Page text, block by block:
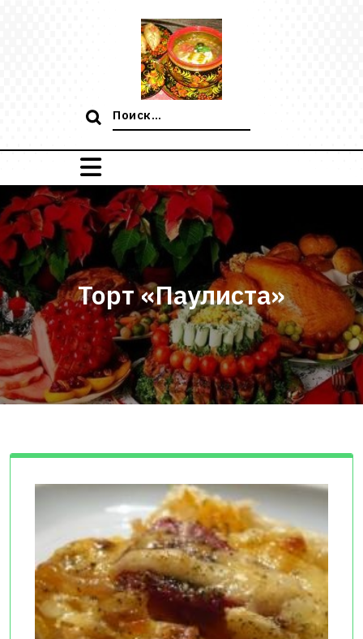
Поиск:
Торт «Паулиста»